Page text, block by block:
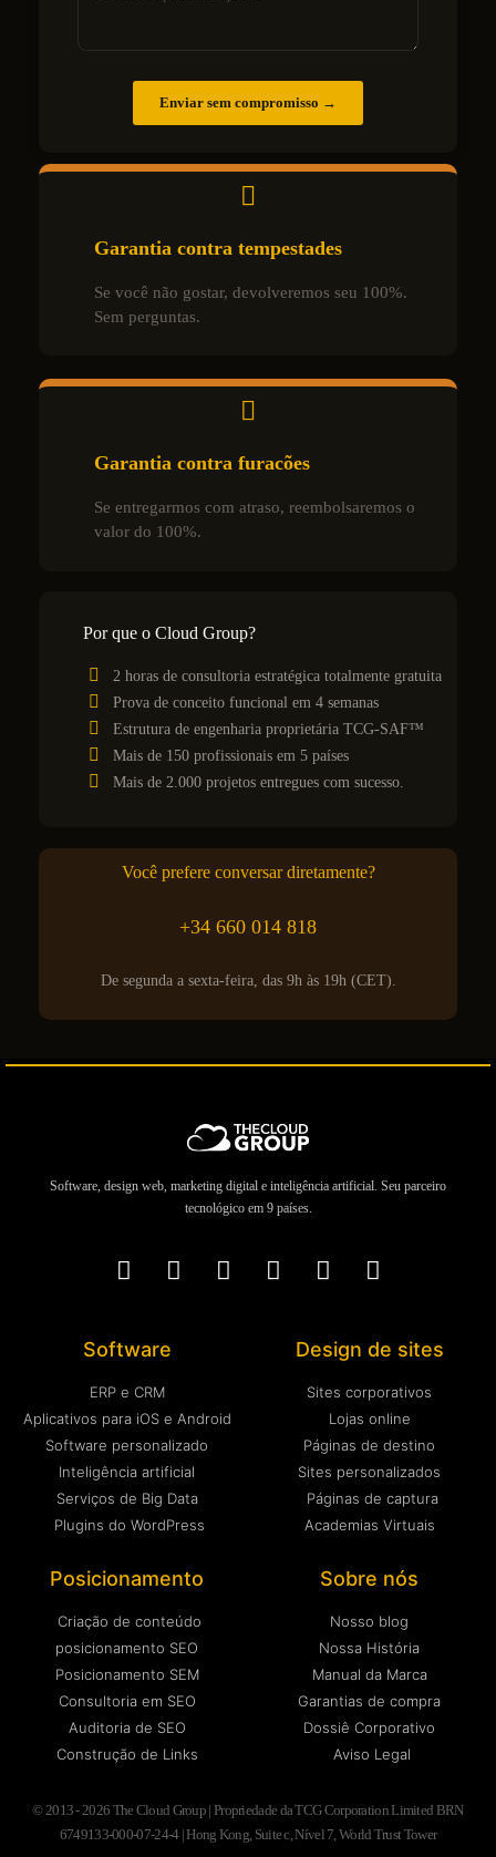
Enviar sem compromisso →
Garantia contra tempestades
Se você não gostar, devolveremos seu 100%.
Sem perguntas.
Garantia contra furacões
Se entregarmos com atraso, reembolsaremos o
valor do 100%.
Por que o Cloud Group?
2 horas de consultoria estratégica totalmente gratuita
Prova de conceito funcional em 4 semanas
Estrutura de engenharia proprietária TCG-SAF™
Mais de 150 profissionais em 5 países
Mais de 2.000 projetos entregues com sucesso.
Você prefere conversar diretamente?
+34 660 014 818
De segunda a sexta-feira, das 9h às 19h (CET).
Software, design web, marketing digital e inteligência artificial. Seu parceiro
tecnológico em 9 países.
Software
ERP e CRM
Aplicativos para iOS e Android
Software personalizado
Inteligência artificial
Serviços de Big Data
Plugins do WordPress
Design de sites
Sites corporativos
Lojas online
Páginas de destino
Sites personalizados
Páginas de captura
Academias Virtuais
Posicionamento
Criação de conteúdo
posicionamento SEO
Posicionamento SEM
Consultoria em SEO
Auditoria de SEO
Construção de Links
Sobre nós
Nosso blog
Nossa História
Manual da Marca
Garantias de compra
Dossiê Corporativo
Aviso Legal
© 2013 - 2026 The Cloud Group | Propriedade da TCG Corporation Limited BRN
6749133-000-07-24-4 | Hong Kong, Suite c, Nível 7, World Trust Tower